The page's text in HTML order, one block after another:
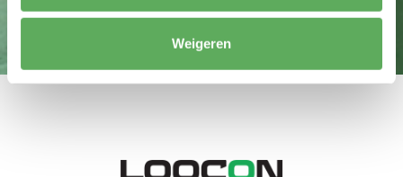
Weigeren
Uitermate geschikt voor mini tractoren